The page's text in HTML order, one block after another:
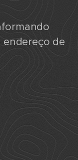
endereço de